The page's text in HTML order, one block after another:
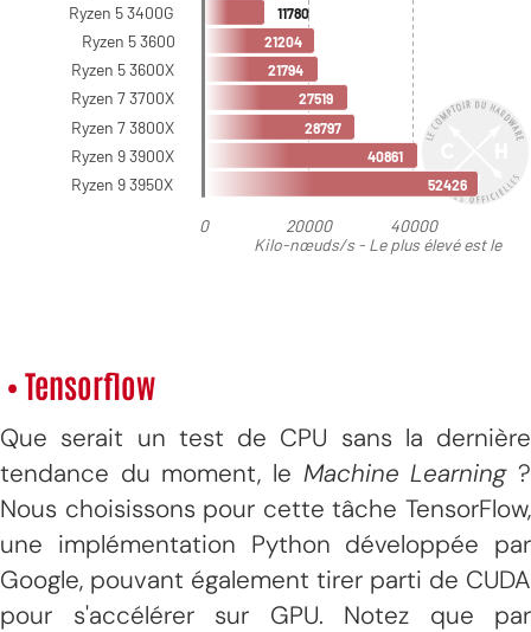
• Tensorflow
Que serait un test de CPU sans la dernière
tendance du moment, le Machine Learning?
Nous choisissons pour cette tâche TensorFlow,
une implémentation Python développée par
Google, pouvant également tirer parti de CUDA
pour s'accélérer sur GPU. Notez que par